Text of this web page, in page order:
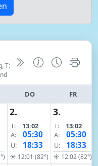
T:
DO FR
2.
T:
13:02
A:
05:30
U: 18:33
☀ 12:01 (82°)
3.
T:
13:02
A:
05:30
U: 18:33
☀ 12:02 (82°)